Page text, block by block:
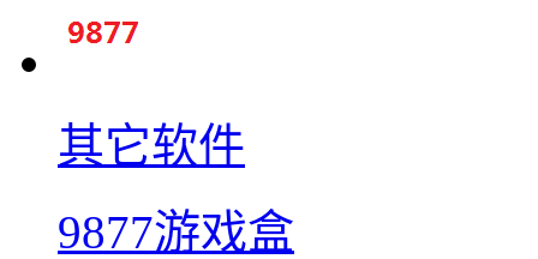
其它软件
9877游戏盒